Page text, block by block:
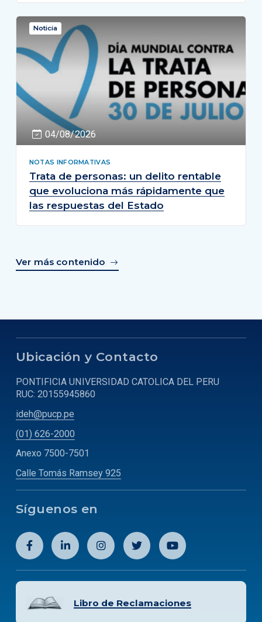
Noticia
04/08/2026
NOTAS INFORMATIVAS
Trata de personas: un delito rentable
que evoluciona más rápidamente que
las respuestas del Estado
Ver más contenido
Ubicación y Contacto
PONTIFICIA UNIVERSIDAD CATOLICA DEL PERU
RUC: 20155945860
ideh@pucp.pe
(01) 626-2000
Anexo 7500-7501
Calle Tomás Ramsey 925
Síguenos en
Libro de Reclamaciones